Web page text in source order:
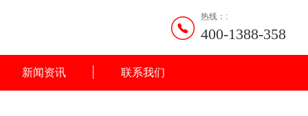
热线：:
400-1388-358
新闻资讯 联系我们